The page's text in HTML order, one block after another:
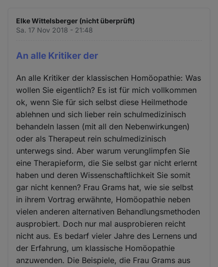
Elke Wittelsberger (nicht überprüft)
Sa. 17 Nov 2018 - 21:48
An alle Kritiker der
An alle Kritiker der klassischen Homöopathie: Was
wollen Sie eigentlich? Es ist für mich vollkommen
ok, wenn Sie für sich selbst diese Heilmethode
ablehnen und sich lieber rein schulmedizinisch
behandeln lassen (mit all den Nebenwirkungen)
oder als Therapeut rein schulmedizinisch
unterwegs sind. Aber warum verunglimpfen Sie
eine Therapieform, die Sie selbst gar nicht erlernt
haben und deren Wissenschaftlichkeit Sie somit
gar nicht kennen? Frau Grams hat, wie sie selbst
in ihrem Vortrag erwähnte, Homöopathie neben
vielen anderen alternativen Behandlungsmethoden
ausprobiert. Doch nur mal ausprobieren reicht
nicht aus. Es bedarf vieler Jahre des Lernens und
der Erfahrung, um klassische Homöopathie
anzuwenden. Die Beispiele, die Frau Grams aus